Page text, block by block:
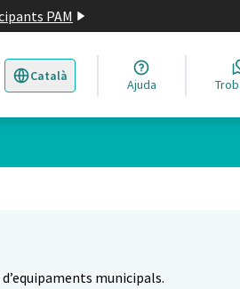
PAM
Català
Triar la llengua Elegir el idioma
Ajuda
municipals.